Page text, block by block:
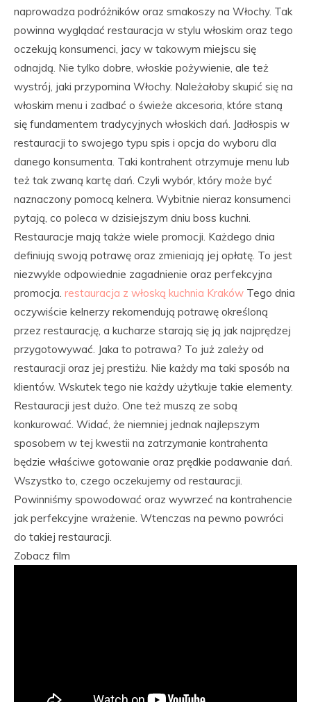
naprowadza podróżników oraz smakoszy na Włochy. Tak
powinna wyglądać restauracja w stylu włoskim oraz tego
oczekują konsumenci, jacy w takowym miejscu się
odnajdą. Nie tylko dobre, włoskie pożywienie, ale też
wystrój, jaki przypomina Włochy. Należałoby skupić się na
włoskim menu i zadbać o świeże akcesoria, które staną
się fundamentem tradycyjnych włoskich dań. Jadłospis w
restauracji to swojego typu spis i opcja do wyboru dla
danego konsumenta. Taki kontrahent otrzymuje menu lub
też tak zwaną kartę dań. Czyli wybór, który może być
naznaczony pomocą kelnera. Wybitnie nieraz konsumenci
pytają, co poleca w dzisiejszym dniu boss kuchni.
Restauracje mają także wiele promocji. Każdego dnia
definiują swoją potrawę oraz zmieniają jej opłatę. To jest
niezwykle odpowiednie zagadnienie oraz perfekcyjna
promocja. restauracja z włoską kuchnia Kraków Tego dnia
oczywiście kelnerzy rekomendują potrawę określoną
przez restaurację, a kucharze starają się ją jak najprędzej
przygotowywać. Jaka to potrawa? To już zależy od
restauracji oraz jej prestiżu. Nie każdy ma taki sposób na
klientów. Wskutek tego nie każdy użytkuje takie elementy.
Restauracji jest dużo. One też muszą ze sobą
konkurować. Widać, że niemniej jednak najlepszym
sposobem w tej kwestii na zatrzymanie kontrahenta
będzie właściwe gotowanie oraz prędkie podawanie dań.
Wszystko to, czego oczekujemy od restauracji.
Powinniśmy spowodować oraz wywrzeć na kontrahencie
jak perfekcyjne wrażenie. Wtenczas na pewno powróci
do takiej restauracji.
Zobacz film